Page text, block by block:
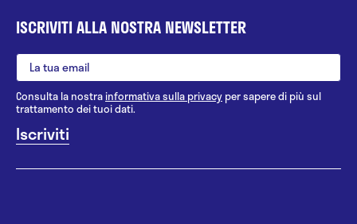
ISCRIVITI ALLA NOSTRA NEWSLETTER
Consulta la nostrainformativa sulla privacy per sapere di più sul
trattamento dei tuoi dati.